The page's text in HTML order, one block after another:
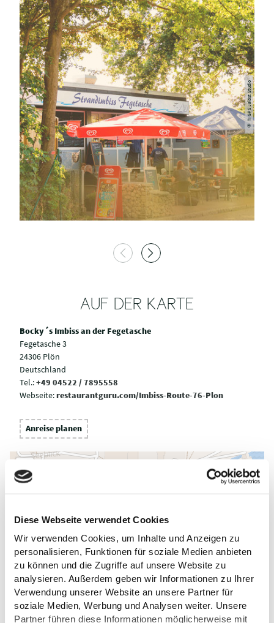
Diese Webseite verwendet Cookies
Wir verwenden Cookies, um Inhalte und Anzeigen zu
personalisieren, Funktionen für soziale Medien anbieten
zu können und die Zugriffe auf unsere Website zu
analysieren. Außerdem geben wir Informationen zu Ihrer
Verwendung unserer Website an unsere Partner für
soziale Medien, Werbung und Analysen weiter. Unsere
Partner führen diese Informationen möglicherweise mit
© TI GPS Jalost Studio
AUF DER KARTE
Bocky´s Imbiss an der Fegetasche
Fegetasche 3
24306 Plön
Deutschland
Tel.:+49 04522 / 7895558
Webseite:restaurantguru.com/Imbiss-Route-76-Plon
Anreise planen